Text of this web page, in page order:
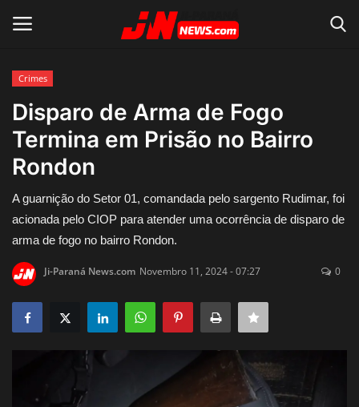
Home
Acidente
Notícias do Mundo
Polícia
Política
Justiça
Crimes
Disparo de Arma de Fogo
Termina em Prisão no Bairro
Rondon
A guarnição do Setor 01, comandada pelo sargento Rudimar, foi
acionada pelo CIOP para atender uma ocorrência de disparo de
arma de fogo no bairro Rondon.
Ji-Paraná News.com Novembro 11, 2024 - 07:27 0